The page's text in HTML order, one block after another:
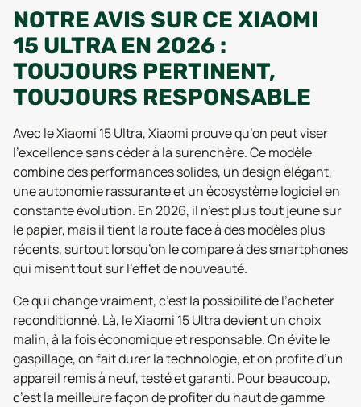
NOTRE AVIS SUR CE XIAOMI
15 ULTRA EN 2026 :
TOUJOURS PERTINENT,
TOUJOURS RESPONSABLE
Avec le Xiaomi 15 Ultra, Xiaomi prouve qu’on peut viser
l’excellence sans céder à la surenchère. Ce modèle
combine des performances solides, un design élégant,
une autonomie rassurante et un écosystème logiciel en
constante évolution. En 2026, il n’est plus tout jeune sur
le papier, mais il tient la route face à des modèles plus
récents, surtout lorsqu’on le compare à des smartphones
qui misent tout sur l’effet de nouveauté.
Ce qui change vraiment, c’est la possibilité de l’acheter
reconditionné. Là, le Xiaomi 15 Ultra devient un choix
malin, à la fois économique et responsable. On évite le
gaspillage, on fait durer la technologie, et on profite d’un
appareil remis à neuf, testé et garanti. Pour beaucoup,
c’est la meilleure façon de profiter du haut de gamme